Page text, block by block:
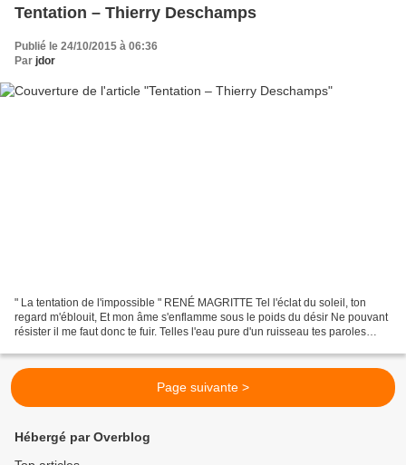
Tentation – Thierry Deschamps
Publié le 24/10/2015 à 06:36
Par jdor
" La tentation de l'impossible " RENÉ MAGRITTE Tel l'éclat du soleil, ton
regard m'éblouit, Et mon âme s'enflamme sous le poids du désir Ne pouvant
résister il me faut donc te fuir. Telles l'eau pure d'un ruisseau tes paroles
Page suivante >
Hébergé par Overblog